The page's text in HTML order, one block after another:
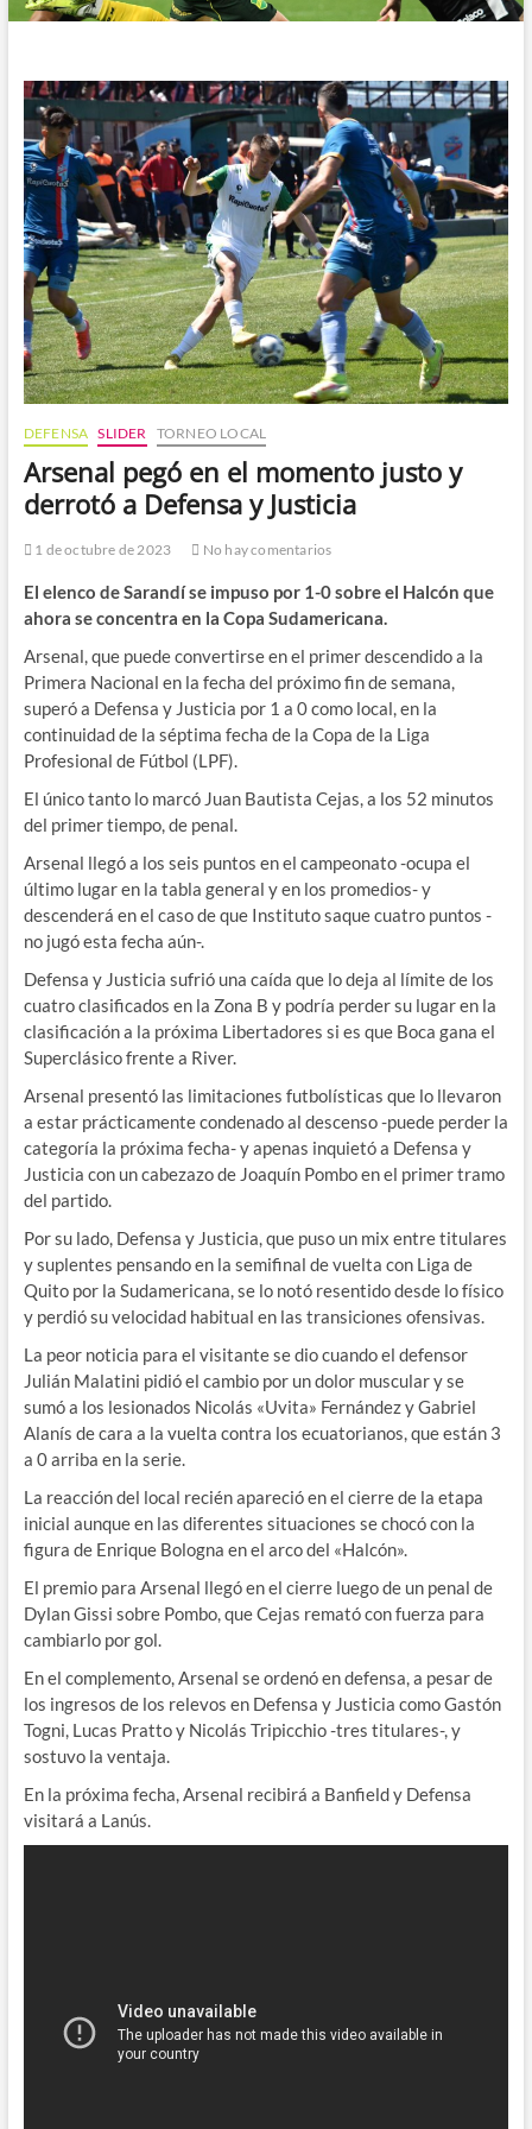
DEFENSA SLIDER TORNEO LOCAL
Arsenal pegó en el momento justo y
derrotó a Defensa y Justicia
1 de octubre de 2023 No hay comentarios
El elenco de Sarandí se impuso por 1-0 sobre el Halcón que
ahora se concentra en la Copa Sudamericana.
Arsenal, que puede convertirse en el primer descendido a la
Primera Nacional en la fecha del próximo fin de semana,
superó a Defensa y Justicia por 1 a 0 como local, en la
continuidad de la séptima fecha de la Copa de la Liga
Profesional de Fútbol (LPF).
El único tanto lo marcó Juan Bautista Cejas, a los 52 minutos
del primer tiempo, de penal.
Arsenal llegó a los seis puntos en el campeonato -ocupa el
último lugar en la tabla general y en los promedios- y
descenderá en el caso de que Instituto saque cuatro puntos -
no jugó esta fecha aún-.
Defensa y Justicia sufrió una caída que lo deja al límite de los
cuatro clasificados en la Zona B y podría perder su lugar en la
clasificación a la próxima Libertadores si es que Boca gana el
Superclásico frente a River.
Arsenal presentó las limitaciones futbolísticas que lo llevaron
a estar prácticamente condenado al descenso -puede perder la
categoría la próxima fecha- y apenas inquietó a Defensa y
Justicia con un cabezazo de Joaquín Pombo en el primer tramo
del partido.
Por su lado, Defensa y Justicia, que puso un mix entre titulares
y suplentes pensando en la semifinal de vuelta con Liga de
Quito por la Sudamericana, se lo notó resentido desde lo físico
y perdió su velocidad habitual en las transiciones ofensivas.
La peor noticia para el visitante se dio cuando el defensor
Julián Malatini pidió el cambio por un dolor muscular y se
sumó a los lesionados Nicolás «Uvita» Fernández y Gabriel
Alanís de cara a la vuelta contra los ecuatorianos, que están 3
a 0 arriba en la serie.
La reacción del local recién apareció en el cierre de la etapa
inicial aunque en las diferentes situaciones se chocó con la
figura de Enrique Bologna en el arco del «Halcón».
El premio para Arsenal llegó en el cierre luego de un penal de
Dylan Gissi sobre Pombo, que Cejas remató con fuerza para
cambiarlo por gol.
En el complemento, Arsenal se ordenó en defensa, a pesar de
los ingresos de los relevos en Defensa y Justicia como Gastón
Togni, Lucas Pratto y Nicolás Tripicchio -tres titulares-, y
sostuvo la ventaja.
En la próxima fecha, Arsenal recibirá a Banfield y Defensa
visitará a Lanús.